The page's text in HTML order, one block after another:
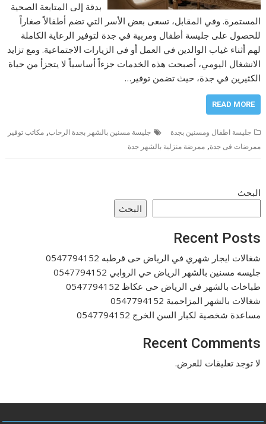
بدقة إلى المتابعة الصحية
المستمرة. وفي المقابل، تسعى بعض الأسر التي تضم أطفالاً صغاراً
للحصول على جليسة أطفال ومربية في جدة لتوفير الرعاية الكاملة
لهم أثناء غياب الوالدين في العمل أو في الزيارات الاجتماعية. ومع تزايد
الانشغال اليومي، أصبحت هذه الخدمات جزءاً أساسياً لا يتجزأ من حياة
الكثيرين في جدة، حيث تضمن توفير…
READ MORE
جليسة اطفال ومسنين بجدة جليسة مسنين بالشهر بجدة الرحاب,مكاتب توفير
ممرضات فى جدة,ممرضة منزلية بالشهر جدة
البحث
البحث
Recent Posts
شغالات ايجار شهري في الرياض حى قرطبه 0547794152
جليسه مسنين بالشهر الرياض حي الروابي 0547794152
طباخات بالشهر في الرياض حى عكاظ 0547794152
شغالات بالشهر المزاحمية 0547794152
مساعدة شخصية لكبار السن الخرج 0547794152
Recent Comments
لا توجد تعليقات للعرض.